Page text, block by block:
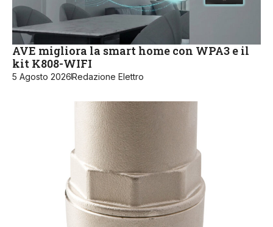
AVE migliora la smart home con WPA3 e il
kit K808-WIFI
5 Agosto 2026Redazione Elettro